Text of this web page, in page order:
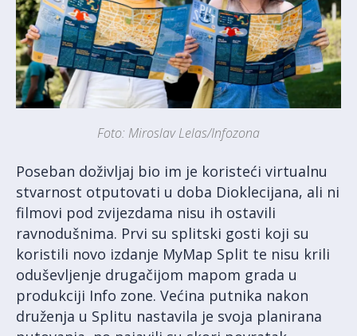
Foto: Miroslav Lelas/Infozona
Poseban doživljaj bio im je koristeći virtualnu
stvarnost otputovati u doba Dioklecijana, ali ni
filmovi pod zvijezdama nisu ih ostavili
ravnodušnima. Prvi su splitski gosti koji su
koristili novo izdanje MyMap Split te nisu krili
oduševljenje drugačijom mapom grada u
produkciji Info zone. Većina putnika nakon
druženja u Splitu nastavila je svoja planirana